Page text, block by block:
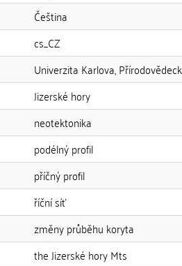
Čeština
cs_CZ
Univerzita Karlova,
Jizerské hory
neotektonika
podélný profil
příčný profil
říční síť
změny průběhu koryta
the Jizerské hory Mts